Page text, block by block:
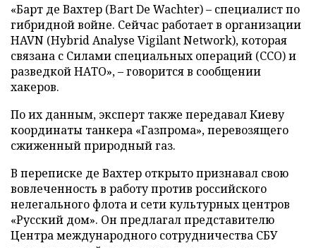
«Барт де Вахтер (Bart De Wachter) – специалист по
гибридной войне. Сейчас работает в организации
HAVN (Hybrid Analyse Vigilant Network), которая
связана с Силами специальных операций (ССО) и
разведкой НАТО», – говорится в сообщении
хакеров.
По их данным, эксперт также передавал Киеву
координаты танкера «Газпрома», перевозящего
сжиженный природный газ.
В переписке де Вахтер открыто признавал свою
вовлеченность в работу против российского
нелегального флота и сети культурных центров
«Русский дом». Он предлагал представителю
Центра международного сотрудничества СБУ